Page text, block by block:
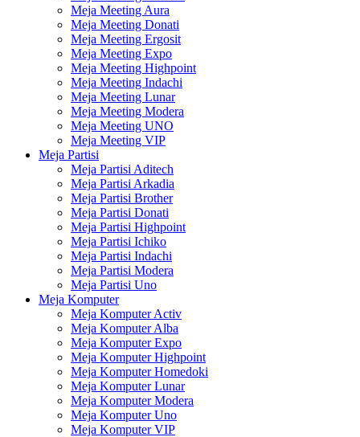
Meja Meeting Aura
Meja Meeting Donati
Meja Meeting Ergosit
Meja Meeting Expo
Meja Meeting Highpoint
Meja Meeting Indachi
Meja Meeting Lunar
Meja Meeting Modera
Meja Meeting UNO
Meja Meeting VIP
Meja Partisi
Meja Partisi Aditech
Meja Partisi Arkadia
Meja Partisi Brother
Meja Partisi Donati
Meja Partisi Highpoint
Meja Partisi Ichiko
Meja Partisi Indachi
Meja Partisi Modera
Meja Partisi Uno
Meja Komputer
Meja Komputer Activ
Meja Komputer Alba
Meja Komputer Expo
Meja Komputer Highpoint
Meja Komputer Homedoki
Meja Komputer Lunar
Meja Komputer Modera
Meja Komputer Uno
Meja Komputer VIP